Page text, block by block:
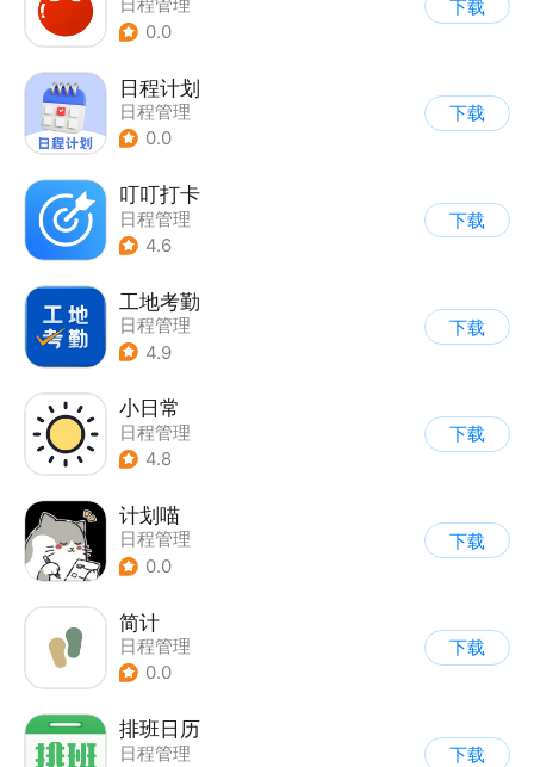
日程管理
0.0
下载
日程计划
日程管理
0.0
下载
叮叮打卡
日程管理
4.6
下载
工地考勤
日程管理
4.9
下载
小日常
日程管理
4.8
下载
计划喵
日程管理
0.0
下载
简计
日程管理
0.0
下载
排班日历
日程管理
下载